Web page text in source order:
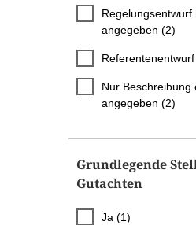
angegeben (2)
Nur Beschreibung
angegeben (2)
Grundlegende
Gutachten
Ja (1)